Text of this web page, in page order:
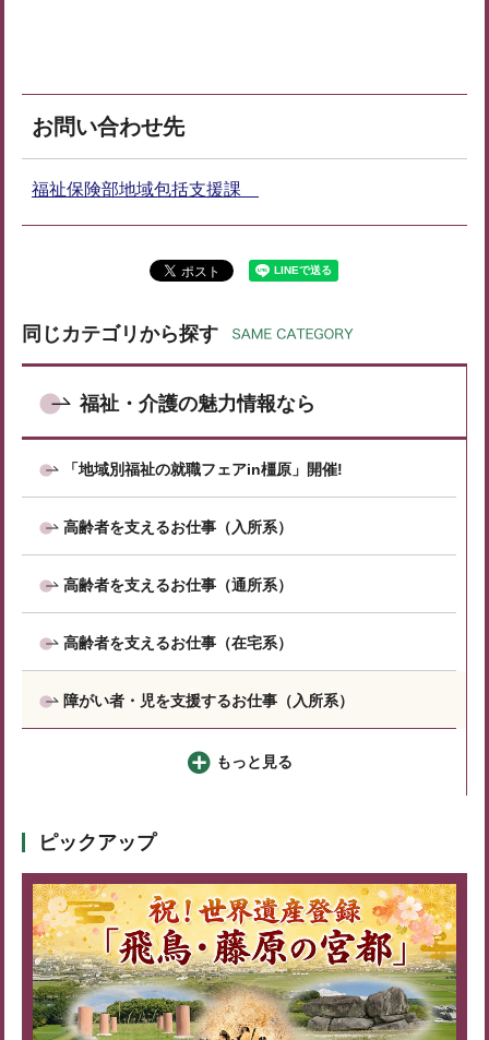
お問い合わせ先
福祉保険部地域包括支援課
同じカテゴリから探す
福祉・介護の魅力情報なら
「地域別福祉の就職フェアin橿原」開催!
高齢者を支えるお仕事（入所系）
高齢者を支えるお仕事（通所系）
高齢者を支えるお仕事（在宅系）
障がい者・児を支援するお仕事（入所系）
もっと見る
ピックアップ